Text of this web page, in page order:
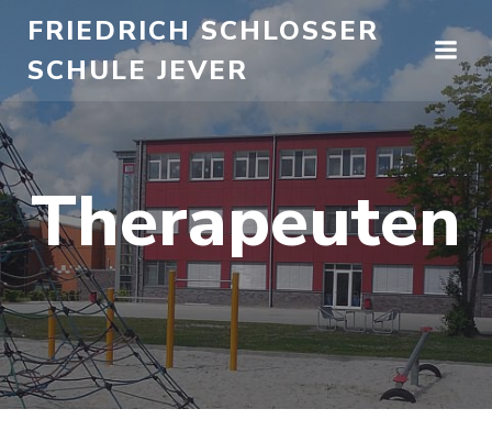
Zum
Inhalt
FRIEDRICH SCHLOSSER
SCHULE JEVER
Therapeuten